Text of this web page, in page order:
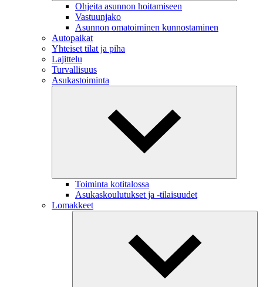
Ohjeita asunnon hoitamiseen
Vastuunjako
Asunnon omatoiminen kunnostaminen
Autopaikat
Yhteiset tilat ja piha
Lajittelu
Turvallisuus
Asukastoiminta
Toiminta kotitalossa
Asukaskoulutukset ja -tilaisuudet
Lomakkeet